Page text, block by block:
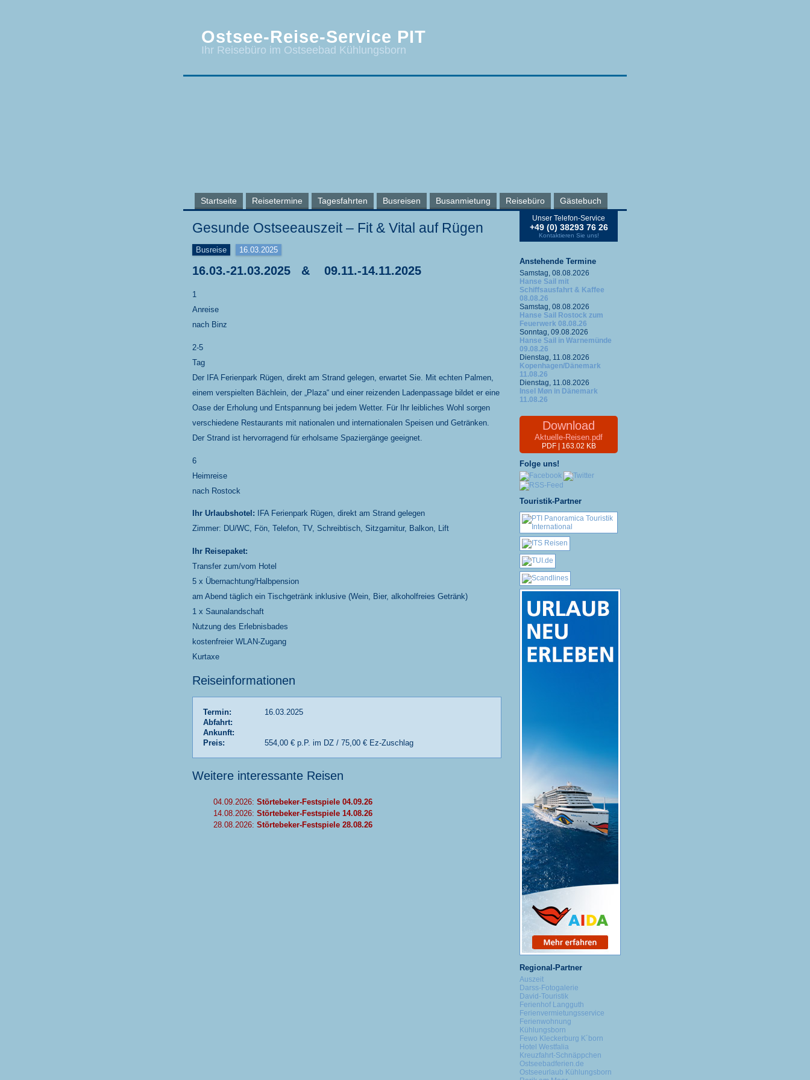
Ostsee-Reise-Service PIT
Ihr Reisebüro im Ostseebad Kühlungsborn
Startseite Reisetermine Tagesfahrten Busreisen Busanmietung Reisebüro Gästebuch
Gesunde Ostseeauszeit – Fit & Vital auf Rügen
Busreise 16.03.2025
16.03.-21.03.2025 & 09.11.-14.11.2025
1
Anreise
nach Binz
2-5
Tag
Der IFA Ferienpark Rügen, direkt am Strand gelegen, erwartet Sie. Mit echten Palmen,
einem verspielten Bächlein, der „Plaza“ und einer reizenden Ladenpassage bildet er eine
Oase der Erholung und Entspannung bei jedem Wetter. Für Ihr leibliches Wohl sorgen
verschiedene Restaurants mit nationalen und internationalen Speisen und Getränken.
Der Strand ist hervorragend für erholsame Spaziergänge geeignet.
6
Heimreise
nach Rostock
Ihr Urlaubshotel: IFA Ferienpark Rügen, direkt am Strand gelegen
Zimmer: DU/WC, Fön, Telefon, TV, Schreibtisch, Sitzgarnitur, Balkon, Lift
Ihr Reisepaket:
Transfer zum/vom Hotel
5 x Übernachtung/Halbpension
am Abend täglich ein Tischgetränk inklusive (Wein, Bier, alkoholfreies Getränk)
1 x Saunalandschaft
Nutzung des Erlebnisbades
kostenfreier WLAN-Zugang
Kurtaxe
Reiseinformationen
Termin:
16.03.2025
Abfahrt:
Ankunft:
Preis:
554,00 € p.P. im DZ / 75,00 € Ez-Zuschlag
Weitere interessante Reisen
04.09.2026: Störtebeker-Festspiele 04.09.26
14.08.2026: Störtebeker-Festspiele 14.08.26
28.08.2026: Störtebeker-Festspiele 28.08.26
Unser Telefon-Service
+49 (0) 38293 76 26
Kontaktieren Sie uns!
Anstehende Termine
Samstag, 08.08.2026
Hanse Sail mit
Schiffsausfahrt & Kaffee
08.08.26
Samstag, 08.08.2026
Hanse Sail Rostock zum
Feuerwerk 08.08.26
Sonntag, 09.08.2026
Hanse Sail in Warnemünde
09.08.26
Dienstag, 11.08.2026
Kopenhagen/Dänemark
11.08.26
Dienstag, 11.08.2026
Insel Møn in Dänemark
11.08.26
Download
Aktuelle-Reisen.pdf
PDF | 163.02 KB
Folge uns!
Touristik-Partner
Regional-Partner
Auszeit
Darss-Fotogalerie
David-Touristik
Ferienhof Langguth
Ferienvermietungsservice
Ferienwohnung
Kühlungsborn
Fewo Kleckerburg K´born
Hotel Westfalia
Kreuzfahrt-Schnäppchen
Ostseebadferien.de
Ostseeurlaub Kühlungsborn